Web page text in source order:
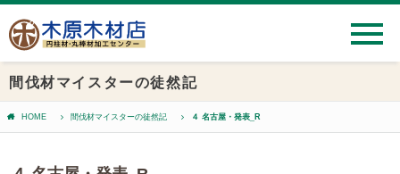
間伐材マイスターの徒然記
HOME 間伐材マイスターの徒然記 ４ 名古屋・発表_R